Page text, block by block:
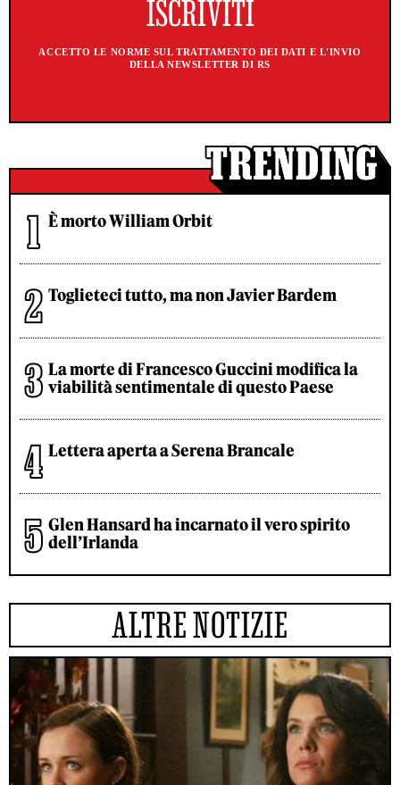
ACCETTO LE NORME SUL TRATTAMENTO DEI DATI E L'INVIO
DELLA NEWSLETTER DI RS
È morto William Orbit
Toglieteci tutto, ma non Javier Bardem
La morte di Francesco Guccini modifica la
viabilità sentimentale di questo Paese
Lettera aperta a Serena Brancale
Glen Hansard ha incarnato il vero spirito
dell’Irlanda
ALTRE NOTIZIE